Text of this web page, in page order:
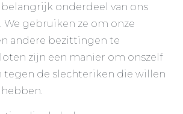
onderdeel van ons
We gebruiken ze om onze
andere bezittingen te
zijn een manier om onszelf
tegen de slechteriken die willen